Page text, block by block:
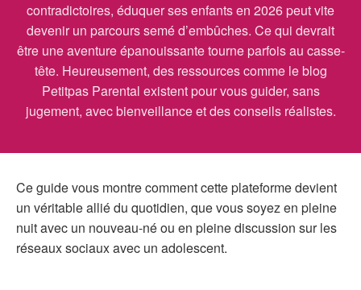
contradictoires, éduquer ses enfants en 2026 peut vite
devenir un parcours semé d’embûches. Ce qui devrait
être une aventure épanouissante tourne parfois au casse-
tête. Heureusement, des ressources comme le blog
Petitpas Parental existent pour vous guider, sans
jugement, avec bienveillance et des conseils réalistes.
Ce guide vous montre comment cette plateforme devient
un véritable allié du quotidien, que vous soyez en pleine
nuit avec un nouveau-né ou en pleine discussion sur les
réseaux sociaux avec un adolescent.